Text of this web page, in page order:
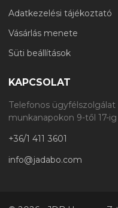
Adatkezelési tájékoztató
Vásárlás menete
Süti beállítások
KAPCSOLAT
Telefonos ügyfélszolgálat
munkanapokon 9-től 17-ig
+36/1 411 3601
info@jadabo.com